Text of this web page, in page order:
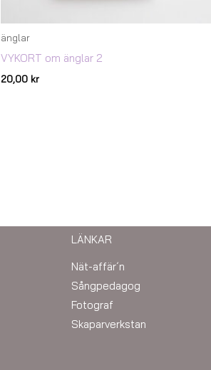
änglar
VYKORT om änglar 2
20,00 kr
LÄNKAR
Nät-affär´n
Sångpedagog
Fotograf
Skaparverkstan